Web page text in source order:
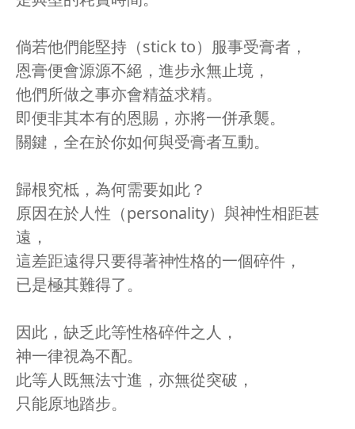
倘若他們能堅持（stick to）服事受膏者，
恩膏便會源源不絕，進步永無止境，
他們所做之事亦會精益求精。
即便非其本有的恩賜，亦將一併承襲。
關鍵，全在於你如何與受膏者互動。
歸根究柢，為何需要如此？
原因在於人性（personality）與神性相距甚
遠，
這差距遠得只要得著神性格的一個碎件，
已是極其難得了。
因此，缺乏此等性格碎件之人，
神一律視為不配。
此等人既無法寸進，亦無從突破，
只能原地踏步。